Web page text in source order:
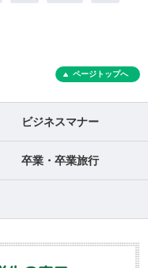
ページトップへ
ビジネスマナー
卒業・卒業旅行